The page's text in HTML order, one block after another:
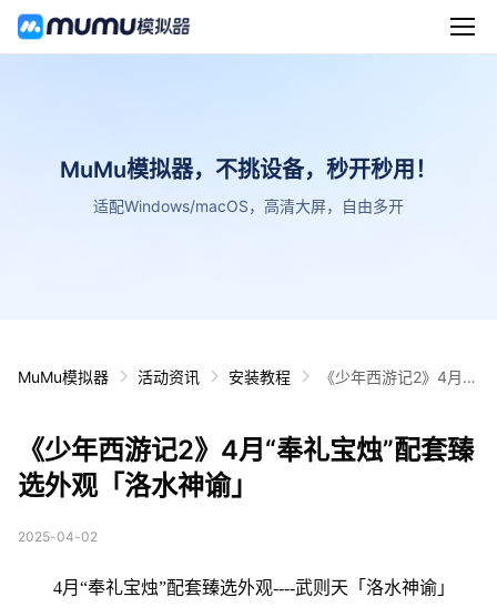
MuMu模拟器，不挑设备，秒开秒用！
适配Windows/macOS，高清大屏，自由多开
MuMu模拟器 活动资讯 安装教程
《少年西游记2》4月
《少年西游记2》4月“奉礼宝烛”配套臻
选外观「洛水神谕」
2025-04-02
4月“奉礼宝烛”配套臻选外观----武则天「洛水神谕」